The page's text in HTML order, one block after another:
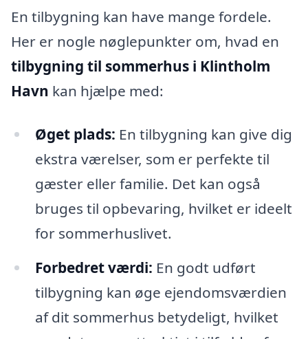
En tilbygning kan have mange fordele.
Her er nogle nøglepunkter om, hvad en
tilbygning til sommerhus i Klintholm
Havn kan hjælpe med:
Øget plads: En tilbygning kan give dig
ekstra værelser, som er perfekte til
gæster eller familie. Det kan også
bruges til opbevaring, hvilket er ideelt
for sommerhuslivet.
Forbedret værdi: En godt udført
tilbygning kan øge ejendomsværdien
af dit sommerhus betydeligt, hvilket